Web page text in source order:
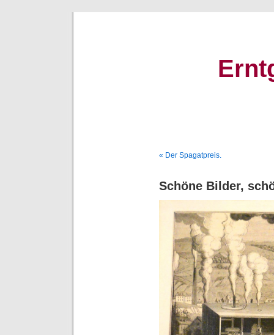
« Der Spagatpreis.
Schöne Bilder,